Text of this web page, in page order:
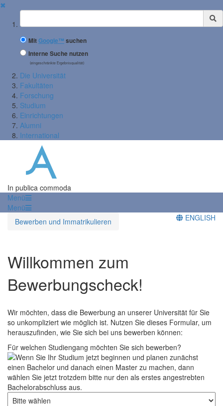
✖
Suchbegriff
MitGoogle™ suchen
Interne Suche nutzen
(eingeschränkte Ergebnisqualität)
Die Universität
Fakultäten
Forschung
Studium
Einrichtungen
Alumni
International
In publica commoda
Menü
Menü
Bewerben und Immatrikulieren
ENGLISH
Willkommen zum
Bewerbungscheck!
Wir möchten, dass die Bewerbung an unserer Universität für Sie
so unkompliziert wie möglich ist. Nutzen Sie dieses Formular, um
herauszufinden, wie Sie sich bei uns bewerben können:
Für welchen Studiengang möchten Sie sich bewerben?